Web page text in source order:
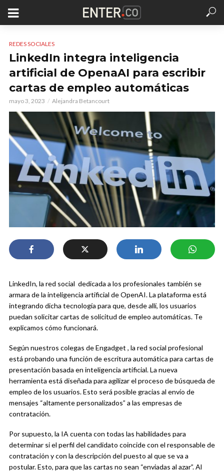
REDES SOCIALES
LinkedIn integra inteligencia
artificial de OpenaAI para escribir
cartas de empleo automáticas
mayo 3, 2023 Alejandra Betancourt
LinkedIn, la red social dedicada a los profesionales también se
armara de la inteligencia artificial de OpenAI. La plataforma está
integrando dicha tecnología para que, desde allí, los usuarios
puedan solicitar cartas de solicitud de empleo automáticas. Te
explicamos cómo funcionará.
Según nuestros colegas de Engadget , la red social profesional
está probando una función de escritura automática para cartas de
presentación basada en inteligencia artificial. La nueva
herramienta está diseñada para agilizar el proceso de búsqueda de
empleo de los usuarios. Esto será posible gracias al envío de
mensajes “altamente personalizados” a las empresas de
contratación.
Por supuesto, la IA cuenta con todas las habilidades para
determinar si el perfil del candidato coincide con el responsable de
contratación y con la descripción del puesto al que se va a
postular. Esto, para que las cartas no sean “enviadas al azar”. Al